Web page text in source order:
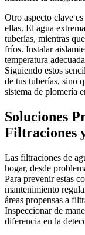
Otro aspecto clave
ellas. El agua
tuberías, mientras
fríos. Instalar
temperatura
Siguiendo estos
de tus tuberías, sino
sistema de plomería
Soluciones
Filtraciones
Las filtraciones de
hogar, desde
Para prevenir estas
mantenimiento
áreas propensas a
Inspeccionar de
diferencia en la